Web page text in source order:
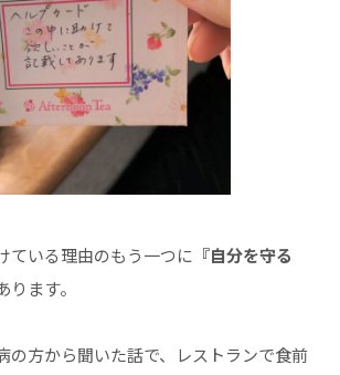
ている理由のもう一つに 『自分を守る
ります。
の方から聞いた話で、レストランで食前